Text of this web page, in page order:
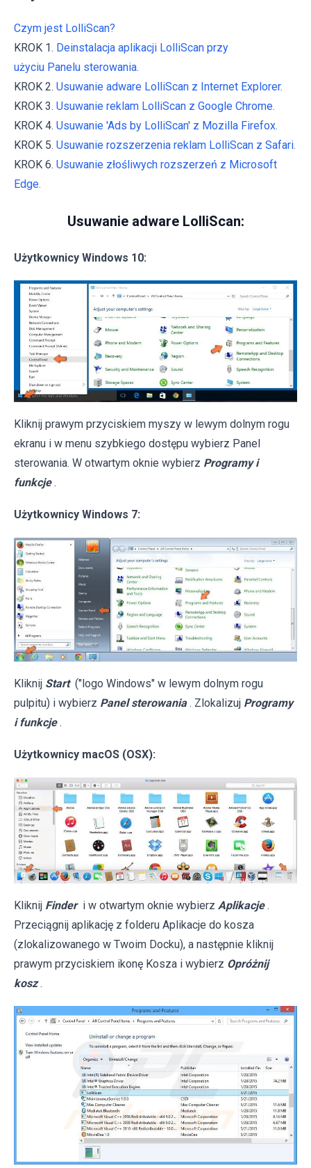
Czym jest LolliScan?
KROK 1. Deinstalacja aplikacji LolliScan przy
użyciu Panelu sterowania.
KROK 2. Usuwanie adware LolliScan z Internet Explorer.
KROK 3. Usuwanie reklam LolliScan z Google Chrome.
KROK 4. Usuwanie 'Ads by LolliScan' z Mozilla Firefox.
KROK 5. Usuwanie rozszerzenia reklam LolliScan z Safari.
KROK 6. Usuwanie złośliwych rozszerzeń z Microsoft
Edge.
Usuwanie adware LolliScan:
Użytkownicy Windows 10:
Kliknij prawym przyciskiem myszy w lewym dolnym rogu
ekranu i w menu szybkiego dostępu wybierz Panel
sterowania. W otwartym oknie wybierz Programy i
funkcje .
Użytkownicy Windows 7:
Kliknij Start ("logo Windows" w lewym dolnym rogu
pulpitu) i wybierz Panel sterowania . Zlokalizuj Programy
i funkcje .
Użytkownicy macOS (OSX):
Kliknij Finder i w otwartym oknie wybierz Aplikacje .
Przeciągnij aplikację z folderu Aplikacje do kosza
(zlokalizowanego w Twoim Docku), a następnie kliknij
prawym przyciskiem ikonę Kosza i wybierz Opróżnij
kosz .